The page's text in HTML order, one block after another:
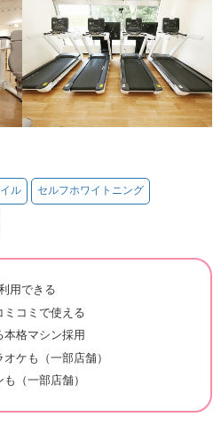
ル セルフホワイトニング
用できる
ミコミで使える
格マシン採用
ケも（一部店舗）
（一部店舗）